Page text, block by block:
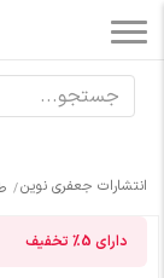
انتشارات جعفری نوین
دارای 5% تخفیف